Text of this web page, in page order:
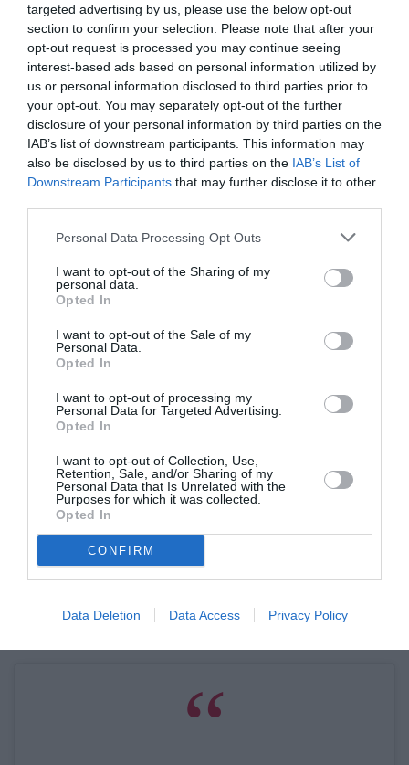
targeted advertising by us, please use the below opt-out
section to confirm your selection. Please note that after your
opt-out request is processed you may continue seeing
interest-based ads based on personal information utilized by
us or personal information disclosed to third parties prior to
your opt-out. You may separately opt-out of the further
disclosure of your personal information by third parties on the
IAB’s list of downstream participants. This information may
also be disclosed by us to third parties on the IAB’s List of
Downstream Participants that may further disclose it to other
Personal Data Processing Opt Outs
I want to opt-out of the Sharing of my
personal data.
Opted In
I want to opt-out of the Sale of my
Personal Data.
Opted In
I want to opt-out of processing my
Personal Data for Targeted Advertising.
Opted In
I want to opt-out of Collection, Use,
Retention, Sale, and/or Sharing of my
Personal Data that Is Unrelated with the
Purposes for which it was collected.
Opted In
CONFIRM
Data Deletion Data Access Privacy Policy
με αυτό το υπόβαθρο, αυτή τη γνώση μπορεί να
κυκλοφορήσει μια επωνυμία που φτάνει μόνο
μέχρι το XL. Μπορεί να είναι πιο ακριβό να
κυκλοφορήσεις ρούχα σε μεγαλύτερα νούμερα,
αλλά είναι η Rebel Wilson έχει λεφτά. Η ειρωνεία
είναι ότι η Rebel Wilson λάνσαρε μία σειρά
ρούχων που μέχρι πριν από λίγο καιρό δεν θα
μπορούσε η ίδια να φορέσει».
βίντεο ρωτώντας «μήπως ξέχασε τους plus size
θαυμαστές της;» και συνέχισε: «Ξέρω πως πλέον
δεν έχει παραπανίσια κιλά, αλλά η κοινότητα
αυτών των ανθρώπων τη στήριξε σε όλη της την
καριέρα. Επωφελήθηκε από το ότι ήταν ένας
χοντρός άνθρωπος, ένας χοντρός χαρακτήρας».
Αρκετοί ήταν, όμως, και εκείνοι που έσπευσαν
να υπερασπιστούν την ηθοποιό, με το πιο
σύνηθες σχόλιο να είναι: «
επωνυμίες να καλύπτουν όλα τα νούμερα;
Υπάρχουν καταστήματα με μεγαλύτερα μεγέθη
που δεν απευθύνονται σε άτομα που φορούν